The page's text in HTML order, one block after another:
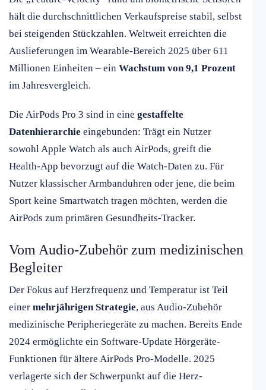
hält die durchschnittlichen Verkaufspreise stabil, selbst
bei steigenden Stückzahlen. Weltweit erreichten die
Auslieferungen im Wearable-Bereich 2025 über 611
Millionen Einheiten – ein Wachstum von 9,1 Prozent
im Jahresvergleich.
Die AirPods Pro 3 sind in eine gestaffelte
Datenhierarchie eingebunden: Trägt ein Nutzer
sowohl Apple Watch als auch AirPods, greift die
Health-App bevorzugt auf die Watch-Daten zu. Für
Nutzer klassischer Armbanduhren oder jene, die beim
Sport keine Smartwatch tragen möchten, werden die
AirPods zum primären Gesundheits-Tracker.
Vom Audio-Zubehör zum medizinischen
Begleiter
Der Fokus auf Herzfrequenz und Temperatur ist Teil
einer mehrjährigen Strategie, aus Audio-Zubehör
medizinische Peripheriegeräte zu machen. Bereits Ende
2024 ermöglichte ein Software-Update Hörgeräte-
Funktionen für ältere AirPods Pro-Modelle. 2025
verlagerte sich der Schwerpunkt auf die Herz-